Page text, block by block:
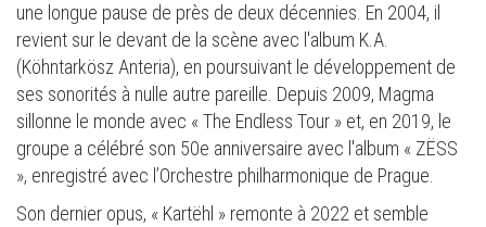
une longue pause de près de deux décennies. En 2004, il
revient sur le devant de la scène avec l'album K.A.
(Köhntarkösz Anteria), en poursuivant le développement de
ses sonorités à nulle autre pareille. Depuis 2009, Magma
sillonne le monde avec « The Endless Tour » et, en 2019, le
groupe a célébré son 50e anniversaire avec l'album « ZËSS
», enregistré avec l’Orchestre philharmonique de Prague.
Son dernier opus, « Kartëhl » remonte à 2022 et semble